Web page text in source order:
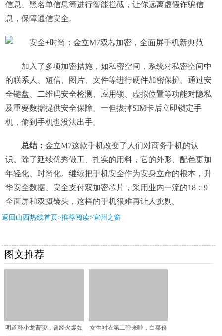
信息、黑名单信息等进行智能拦截，让你远离虚假诈骗信
息，保障通信安全。
加入了多项加密措施，如私密空间，系统对私密空间中
的联系人、短信、图片、文件等进行硬件加密保护。通过安
全键盘、二维码安全检测、应用锁、虚拟位置等功能对隐私
及重要数据提供安全保障。一但拔掉SIM卡后立即锁定手
机，偷到手机也没法出手。
总结： 金立M7这款手机改变了人们对商务手机的认
识。除了延续优秀做工、扎实的用料，它的外形、配色更加
年轻化、时尚化。继续把手机安全作为安身立命的根本，升
华安全数据、安全支付双加密芯片，采用业内一流的18：9
全面屏和双摄镜头，这样的手机很难再让人挑剔。
返回山西热线首页>推荐阅读>宜州之窗
图文推荐
明道释小龙曹骏，曾经火爆如
女生衬衣第二弹来啦，白菜价